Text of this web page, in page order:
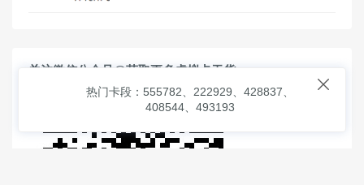
关注微信公众号@获取更多虚拟卡干货

热门卡段：555782、222929、428837、
408544、493193